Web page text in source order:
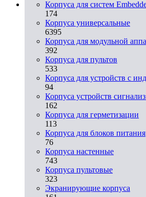
Корпуса для систем
174
Корпуса универсальные
6395
Корпуса для модульной
392
Корпуса для пультов
533
Корпуса для устройств с
94
Корпуса устройств
162
Корпуса для герметизации
113
Корпуса для блоков питания
76
Корпуса настенные
743
Корпуса пультовые
323
Экранирующие корпуса